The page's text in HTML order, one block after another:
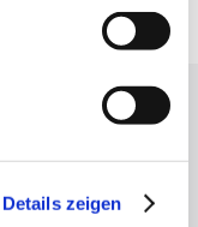
Details zeigen
zu Events,
in